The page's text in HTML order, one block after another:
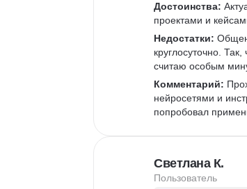
Достоинства:
проектами и
Недостатки:
круглосуточно.
считаю особым
Комментарий:
нейросетями и
попробовал
Светлана К.
Пользователь